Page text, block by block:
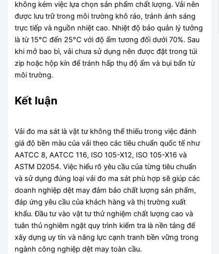
không kém việc lựa chọn sản phẩm chất lượng. Vải nên
được lưu trữ trong môi trường khô ráo, tránh ánh sáng
trực tiếp và nguồn nhiệt cao. Nhiệt độ bảo quản lý tưởng
là từ 15°C đến 25°C với độ ẩm tương đối dưới 70%. Sau
khi mở bao bì, vải chưa sử dụng nên được đặt trong túi
zip hoặc hộp kín để tránh hấp thụ độ ẩm và bụi bẩn từ
môi trường.
Kết luận
Vải đo ma sát là vật tư không thể thiếu trong việc đánh
giá độ bền màu của vải theo các tiêu chuẩn quốc tế như
AATCC 8, AATCC 116, ISO 105-X12, ISO 105-X16 và
ASTM D2054. Việc hiểu rõ yêu cầu của từng tiêu chuẩn
và sử dụng đúng loại vải đo ma sát phù hợp sẽ giúp các
doanh nghiệp dệt may đảm bảo chất lượng sản phẩm,
đáp ứng yêu cầu của khách hàng và thị trường xuất
khẩu. Đầu tư vào vật tư thử nghiệm chất lượng cao và
tuân thủ nghiêm ngặt quy trình kiểm tra là nền tảng để
xây dựng uy tín và năng lực cạnh tranh bền vững trong
ngành công nghiệp dệt may toàn cầu.